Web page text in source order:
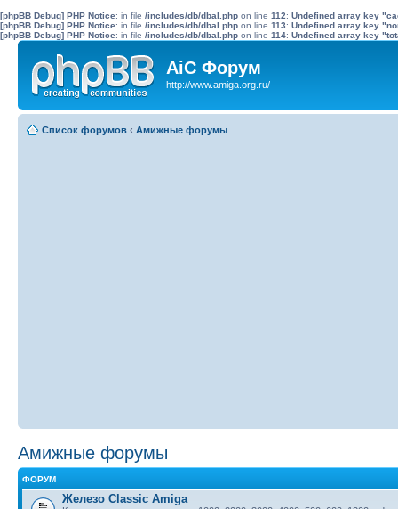
[phpBB Debug] PHP Notice: in file /includes/db/dbal.php on line 112: Undefined array key
[phpBB Debug] PHP Notice: in file /includes/db/dbal.php on line 113: Undefined array key
[phpBB Debug] PHP Notice: in file /includes/db/dbal.php on line 114: Undefined array key
AiC Форум
http://www.amiga.org.ru/
Список форумов ‹ Амижные форумы
Амижные форумы
ФОРУМ
Железо Classic Amiga